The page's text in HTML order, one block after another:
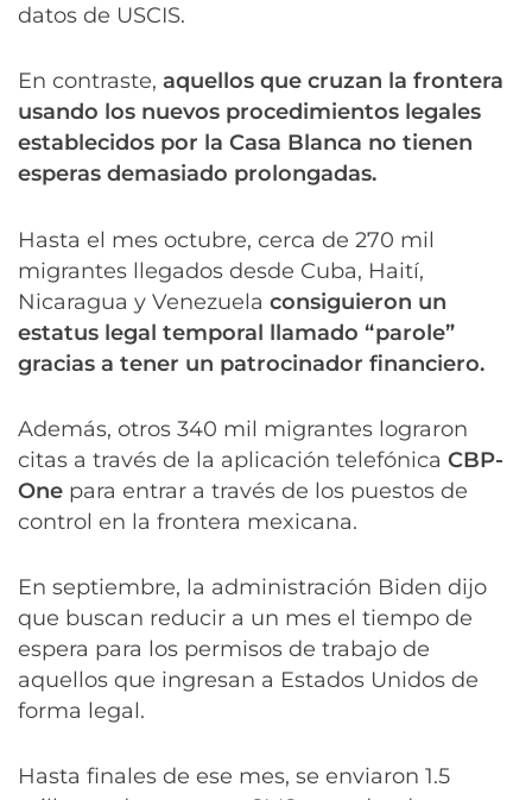
datos de USCIS.
En contraste, aquellos que cruzan la frontera
usando los nuevos procedimientos legales
establecidos por la Casa Blanca no tienen
esperas demasiado prolongadas.
Hasta el mes octubre, cerca de 270 mil
migrantes llegados desde Cuba, Haití,
Nicaragua y Venezuela consiguieron un
estatus legal temporal llamado “parole”
gracias a tener un patrocinador financiero.
Además, otros 340 mil migrantes lograron
citas a través de la aplicación telefónica CBP-
One para entrar a través de los puestos de
control en la frontera mexicana.
En septiembre, la administración Biden dijo
que buscan reducir a un mes el tiempo de
espera para los permisos de trabajo de
aquellos que ingresan a Estados Unidos de
forma legal.
Hasta finales de ese mes, se enviaron 1.5